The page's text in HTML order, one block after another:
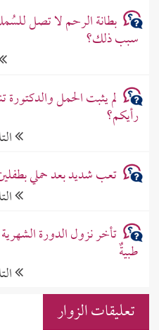
بطانة الرحم لا تصل
سبب ذلك؟
لم يثبت الحمل
رأيكم؟
تعب شديد بعد حملي
تأخر نزول الدورة
طبيةٌ
تعليقات الزوار